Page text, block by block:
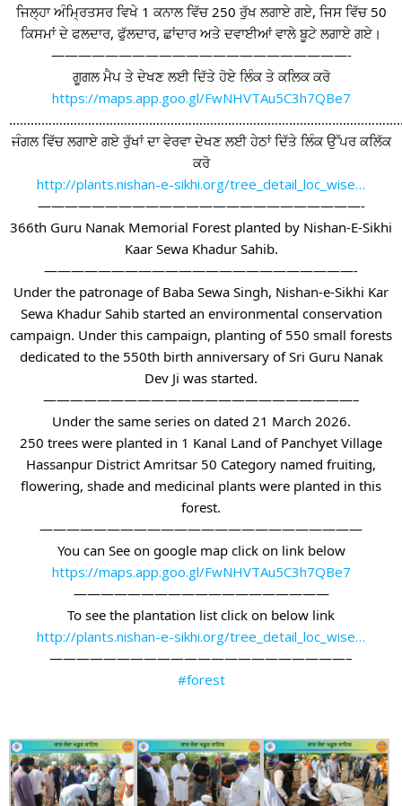
ਜਿਲ੍ਹਾ ਅੰਮ੍ਰਿਤਸਰ ਵਿਖੇ 1 ਕਨਾਲ ਵਿੱਚ 250 ਰੁੱਖ ਲਗਾਏ ਗਏ, ਜਿਸ ਵਿੱਚ 50
ਕਿਸਮਾਂ ਦੇ ਫਲਦਾਰ, ਫੁੱਲਦਾਰ, ਛਾਂਦਾਰ ਅਤੇ ਦਵਾਈਆਂ ਵਾਲੇ ਬੂਟੇ ਲਗਾਏ ਗਏ।
——————————————————————-
ਗੂਗਲ ਮੈਪ ਤੇ ਦੇਖਣ ਲਈ ਦਿੱਤੇ ਹੋਏ ਲਿੰਕ ਤੇ ਕਲਿਕ ਕਰੋ
https://maps.app.goo.gl/FwNHVTAu5C3h7QBe7
ਜੰਗਲ ਵਿੱਚ ਲਗਾਏ ਗਏ ਰੁੱਖਾਂ ਦਾ ਵੇਰਵਾ ਦੇਖਣ ਲਈ ਹੇਠਾਂ ਦਿੱਤੇ ਲਿੰਕ ਉੱਪਰ ਕਲਿੱਕ
ਕਰੋ
http://plants.nishan-e-sikhi.org/tree_detail_loc_wise…
————————————————————————-
366th Guru Nanak Memorial Forest planted by Nishan-E-Sikhi
Kaar Sewa Khadur Sahib.
———————————————————————-
Under the patronage of Baba Sewa Singh, Nishan-e-Sikhi Kar
Sewa Khadur Sahib started an environmental conservation
campaign. Under this campaign, planting of 550 small forests
dedicated to the 550th birth anniversary of Sri Guru Nanak
Dev Ji was started.
———————————————————————–
Under the same series on dated 21 March 2026.
250 trees were planted in 1 Kanal Land of Panchyet Village
Hassanpur District Amritsar 50 Category named fruiting,
flowering, shade and medicinal plants were planted in this
forest.
————————————————————————
You can See on google map click on link below
https://maps.app.goo.gl/FwNHVTAu5C3h7QBe7
———————————————————
To see the plantation list click on below link
http://plants.nishan-e-sikhi.org/tree_detail_loc_wise…
——————————————————————–
#forest